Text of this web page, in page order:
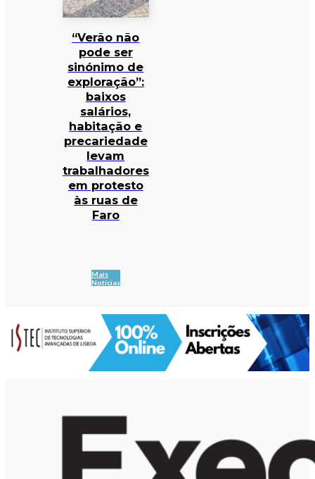
“Verão não
pode ser
sinónimo de
exploração”:
baixos
salários,
habitação e
precariedade
levam
trabalhadores
em protesto
às ruas de
Faro
Mais
Notícias